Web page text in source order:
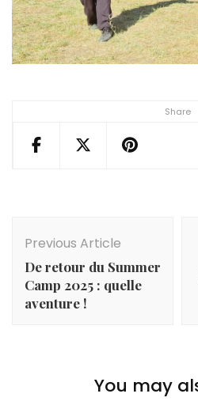
Share
Navigation
Previous Article
De retour du Summer
Camp 2025 : quelle
aventure !
You may